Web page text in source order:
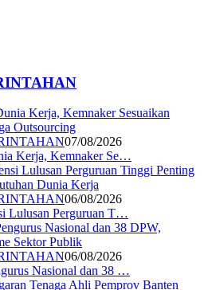
07/08/2026
Kerja, Kemnaker Se…
06/08/2026
Lulusan Perguruan T…
06/08/2026
Nasional dan 38 …